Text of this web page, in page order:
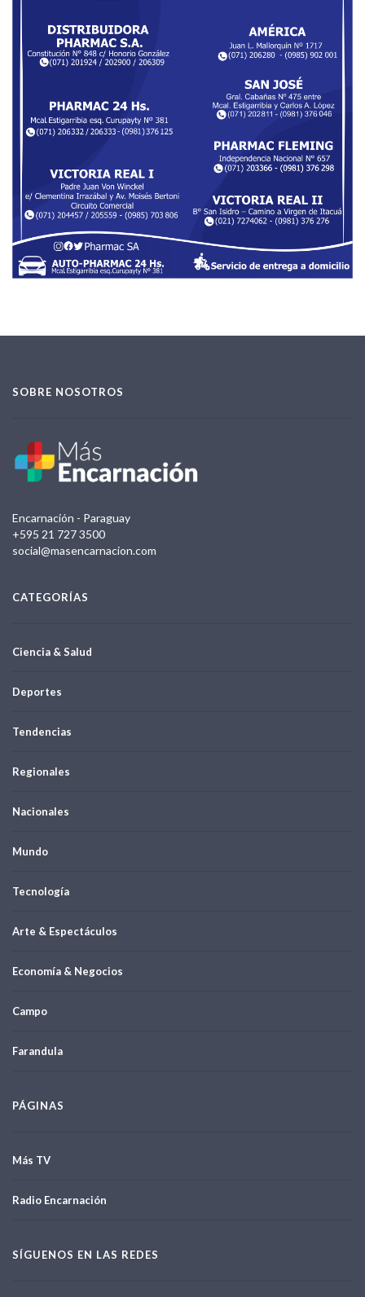
SOBRE NOSOTROS
Encarnación - Paraguay
+595 21 727 3500
social@masencarnacion.com
CATEGORÍAS
Ciencia & Salud
Deportes
Tendencias
Regionales
Nacionales
Mundo
Tecnología
Arte & Espectáculos
Economía & Negocios
Campo
Farandula
PÁGINAS
Más TV
Radio Encarnación
SÍGUENOS EN LAS REDES